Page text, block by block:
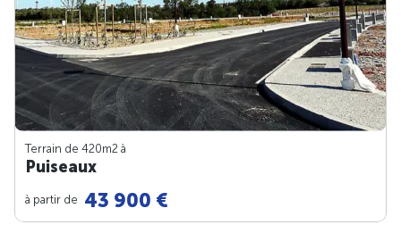
Terrain de 420m2 à
Puiseaux
à partir de 43 900 €